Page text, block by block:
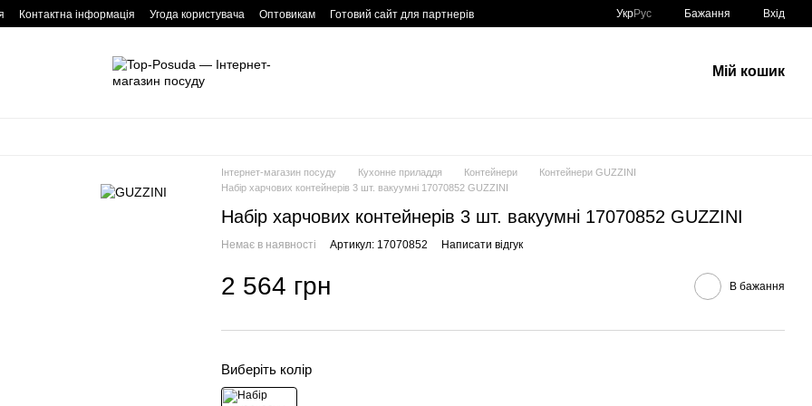
Контактна інформація Угода користувача Оптовикам Готовий сайт для партнерів УкрРус Бажання Вхід
Мій кошик
Інтернет-магазин посуду Кухонне приладдя Контейнери
Контейнери GUZZINI
Набір харчових контейнерів 3 шт. вакуумні 17070852 GUZZINI
Набір харчових контейнерів 3 шт. вакуумні 17070852 GUZZINI
Немає в наявності Артикул: 17070852 Написати відгук
2 564 грн В бажання
Виберіть колір